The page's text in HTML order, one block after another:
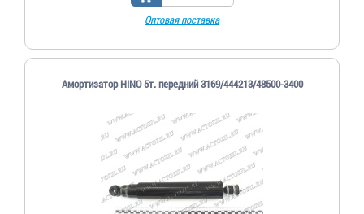
Оптовая поставка
Амортизатор HINO 5т. передний 3169/444213/48500-3400